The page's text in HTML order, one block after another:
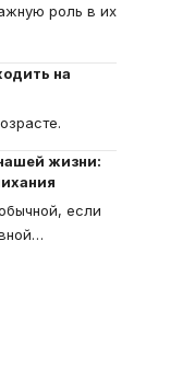
роль в их
на
жизни:
если
…